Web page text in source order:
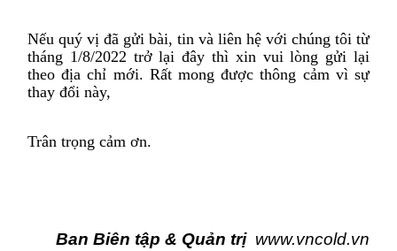
Nếu quý vị đã gửi bài, tin và liên hệ với chúng tôi từ
tháng 1/8/2022 trở lại đây thì xin vui lòng gửi lại
theo địa chỉ mới. Rất mong được thông cảm vì sự
thay đổi này,
Trân trọng cảm ơn.
Ban Biên tập & Quản trị www.vncold.vn